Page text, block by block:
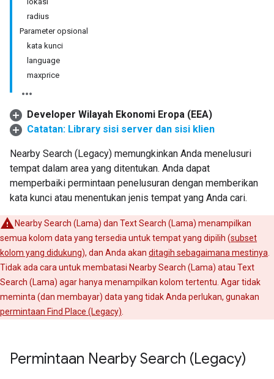
radius
Parameter opsional
kata kunci
language
maxprice
Developer Wilayah Ekonomi Eropa (EEA)
Catatan: Library sisi server dan sisi klien
Nearby Search (Legacy) memungkinkan Anda menelusuri
tempat dalam area yang ditentukan. Anda dapat
memperbaiki permintaan penelusuran dengan memberikan
kata kunci atau menentukan jenis tempat yang Anda cari.
Nearby Search (Lama) dan Text Search (Lama) menampilkan
semua kolom data yang tersedia untuk tempat yang dipilih (subset
kolom yang didukung), dan Anda akan ditagih sebagaimana mestinya
Tidak ada cara untuk membatasi Nearby Search (Lama) atau Text
Search (Lama) agar hanya menampilkan kolom tertentu. Agar tidak
meminta (dan membayar) data yang tidak Anda perlukan, gunakan
permintaan Find Place (Legacy)
Permintaan Nearby Search (Legacy)